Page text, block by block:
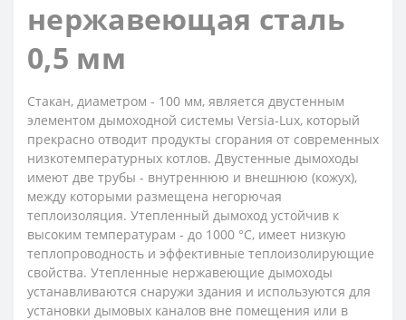
нержавеющая сталь
0,5 мм
Стакан, диаметром - 100 мм, является двустенным
элементом дымоходной системы Versia-Lux, который
прекрасно отводит продукты сгорания от современных
низкотемпературных котлов. Двустенные дымоходы
имеют две трубы - внутреннюю и внешнюю (кожух),
между которыми размещена негорючая
теплоизоляция. Утепленный дымоход устойчив к
высоким температурам - до 1000 °С, имеет низкую
теплопроводность и эффективные теплоизолирующие
свойства. Утепленные нержавеющие дымоходы
устанавливаются снаружи здания и используются для
установки дымовых каналов вне помещения или в